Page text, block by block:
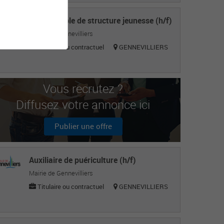
Responsable de structure jeunesse (h/f)
Mairie de Gennevilliers
Titulaire ou contractuel
GENNEVILLIERS
Vous recrutez ?
Diffusez votre annonce ici
Publier une offre
Auxiliaire de puériculture (h/f)
Mairie de Gennevilliers
Titulaire ou contractuel
GENNEVILLIERS